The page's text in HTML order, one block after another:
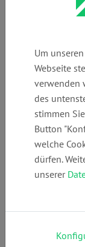
Telefon:
+49 (0)
403909912
Um
Webseite
verwenden
des
stimmen
Button
welche
dürfen.
unserer